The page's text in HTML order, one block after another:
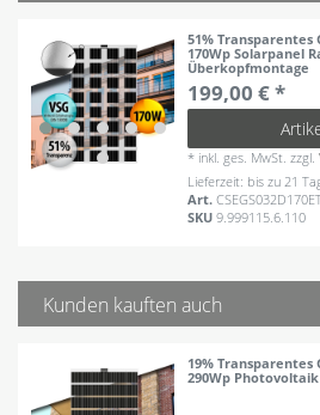
51% Transparentes
170Wp Solarpanel
Überkopfmontage
199,00 € *
* inkl. ges. MwSt. zzgl.
Lieferzeit: bis zu 21
Art.
SKU9.999115.6.110
Kunden kauften auch
19% Transparentes
290Wp